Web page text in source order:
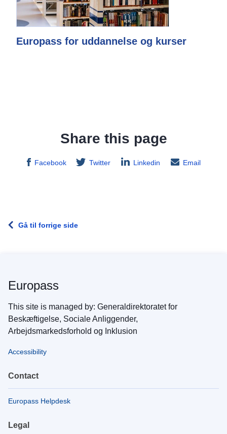
Europass for uddannelse og kurser
Share this page
Facebook Twitter Linkedin Email
Gå til forrige side
Europass
This site is managed by: Generaldirektoratet for
Beskæftigelse, Sociale Anliggender,
Arbejdsmarkedsforhold og Inklusion
Accessibility
Contact
Europass Helpdesk
Legal